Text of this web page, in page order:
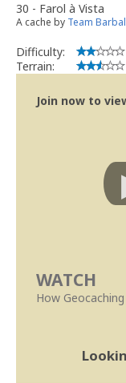
30 - Farol à Vista
A cache by Team
Difficulty:
Terrain:
Join now to
WATCH
How